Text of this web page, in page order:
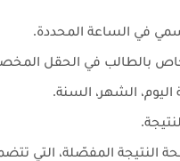
في الساعة المحددة.
بالطالب في الحقل
اليوم، الشهر، السنة.
النتيجة المفصّلة، التي